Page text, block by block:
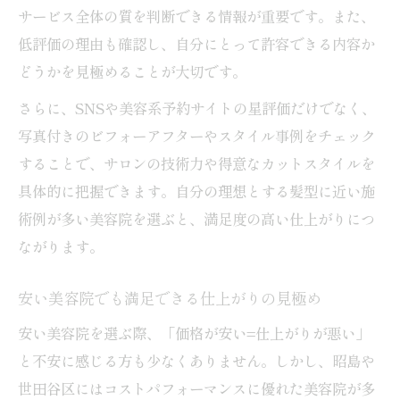
サービス全体の質を判断できる情報が重要です。また、
低評価の理由も確認し、自分にとって許容できる内容か
どうかを見極めることが大切です。
さらに、SNSや美容系予約サイトの星評価だけでなく、
写真付きのビフォーアフターやスタイル事例をチェック
することで、サロンの技術力や得意なカットスタイルを
具体的に把握できます。自分の理想とする髪型に近い施
術例が多い美容院を選ぶと、満足度の高い仕上がりにつ
ながります。
安い美容院でも満足できる仕上がりの見極め
安い美容院を選ぶ際、「価格が安い=仕上がりが悪い」
と不安に感じる方も少なくありません。しかし、昭島や
世田谷区にはコストパフォーマンスに優れた美容院が多